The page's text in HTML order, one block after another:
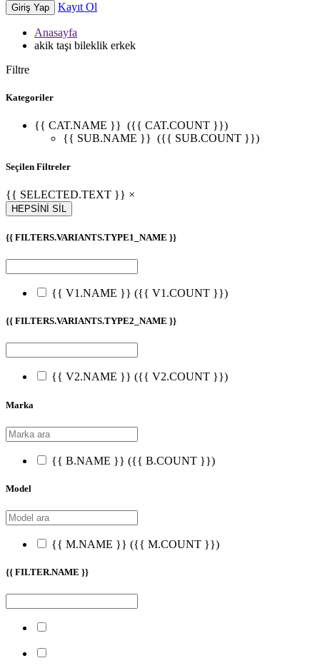
Giriş Yap Kayıt Ol
Anasayfa
akik taşı bileklik erkek
Filtre
Kategoriler
{{ CAT.NAME }} ({{ CAT.COUNT }})
{{ SUB.NAME }} ({{ SUB.COUNT }})
Seçilen Filtreler
{{ SELECTED.TEXT }} ×
HEPSİNİ SİL
{{ FILTERS.VARIANTS.TYPE1_NAME }}
{{ V1.NAME }} ({{ V1.COUNT }})
{{ FILTERS.VARIANTS.TYPE2_NAME }}
{{ V2.NAME }} ({{ V2.COUNT }})
Marka
{{ B.NAME }} ({{ B.COUNT }})
Model
{{ M.NAME }} ({{ M.COUNT }})
{{ FILTER.NAME }}